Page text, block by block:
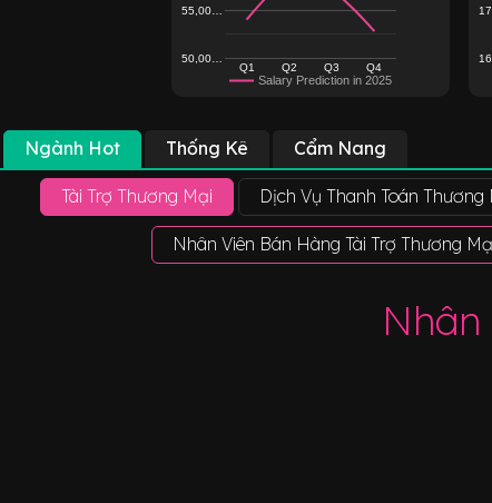
Salary Prediction in 2025
Q1 Q2 Q3 Q4
50,00…
55,00…
Ngành Hot Thống Kê Cẩm Nang
Tài Trợ Thương Mại Dịch Vụ Thanh Toán
Nhân Viên Bán Hàng Tài Trợ Thương
Nhân